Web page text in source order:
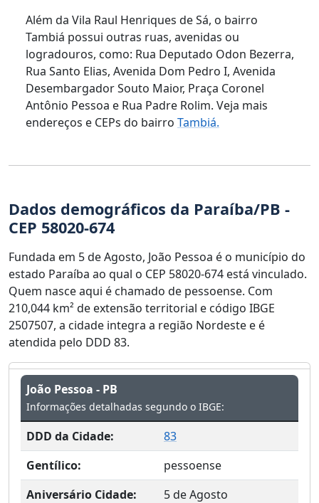
Além da Vila Raul Henriques de Sá, o bairro
Tambiá possui outras ruas, avenidas ou
logradouros, como: Rua Deputado Odon Bezerra,
Rua Santo Elias, Avenida Dom Pedro I, Avenida
Desembargador Souto Maior, Praça Coronel
Antônio Pessoa e Rua Padre Rolim. Veja mais
endereços e CEPs do bairro Tambiá.
Dados demográficos da Paraíba/PB -
CEP 58020-674
Fundada em 5 de Agosto, João Pessoa é o município do
estado Paraíba ao qual o CEP 58020-674 está vinculado.
Quem nasce aqui é chamado de pessoense. Com
210,044 km² de extensão territorial e código IBGE
2507507, a cidade integra a região Nordeste e é
atendida pelo DDD 83.
João Pessoa - PB
Informações detalhadas segundo o IBGE:
DDD da Cidade:
83
Gentílico:
pessoense
Aniversário Cidade:
5 de Agosto